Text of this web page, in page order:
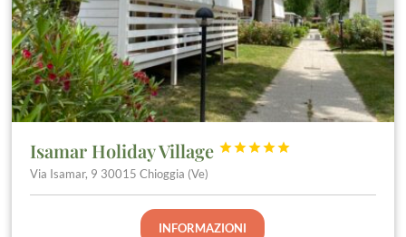
Isamar Holiday Village 




Via Isamar, 9 30015 Chioggia (Ve)
INFORMAZIONI